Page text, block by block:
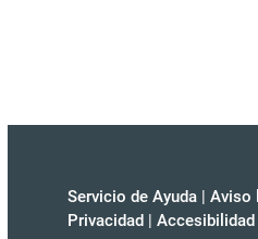
Servicio de Ayuda | Aviso
Privacidad | Accesibilidad